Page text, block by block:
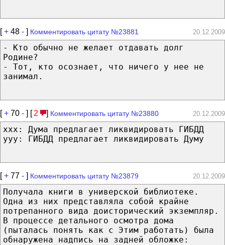
[+ 48 - ] Комментировать цитату №23881 20.12.2009
- Кто обычно не желает отдавать долг
Родине?
- Тот, кто осознает, что ничего у нее не
занимал.
[+ 70 - ] [ 2 ] Комментировать цитату №23880 20.12.2009
xxx: Дума предлагает ликвидировать ГИБДД
yyy: ГИБДД предлагает ликвидировать Думу
[+ 77 - ] Комментировать цитату №23879 20.12.2009
Получала книги в универской библиотеке.
Одна из них представляла собой крайне
потрепанного вида доисторический экземпляр.
В процессе детального осмотра дома
(пыталась понять как с Этим работать) была
обнаружена надпись на задней обложке: